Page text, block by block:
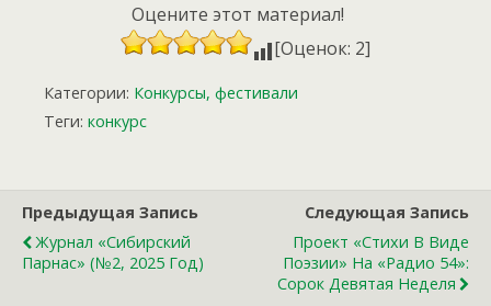
Оцените этот материал!
[Оценок: 2]
Категории: Конкурсы, фестивали
Теги: конкурс
Предыдущая Запись
Журнал «Сибирский
Парнас» (№2, 2025 Год)
Следующая Запись
Проект «Стихи В Виде
Поэзии» На «Радио 54»:
Сорок Девятая Неделя